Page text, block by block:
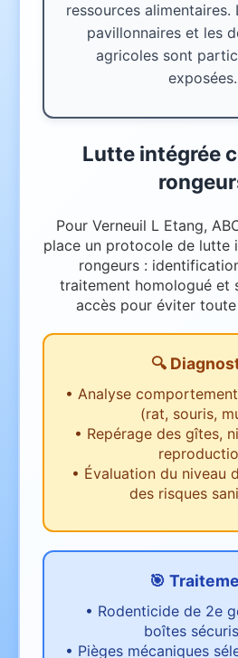
ressources alimentaires.
pavillonnaires et les
agricoles sont
exposées.
Lutte intégrée
Pour Verneuil L Etang,
place un protocole de lutte
rongeurs :
traitement homologué et
accès pour éviter
🔍
• Analyse
(rat, souris,
• Repérage des gîtes,
• Évaluation du niveau
des risques
🎯
• Rodenticide de 2e
boîtes
• Pièges mécaniques